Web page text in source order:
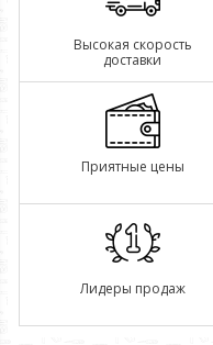
Высокая скорость
доставки
Приятные цены
Лидеры продаж